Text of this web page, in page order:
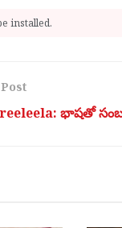
installed.
భాష‌తో